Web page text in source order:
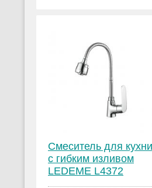
Смеситель для кухни
с гибким изливом
LEDEME L4372